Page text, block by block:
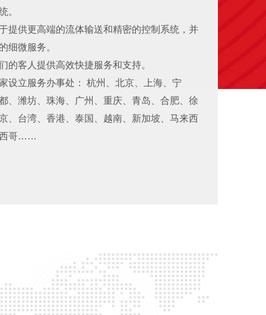
。
提供更高端的流体输送和精密的控制系统，并
细微服务。
的客人提供高效快捷服务和支持。
设立服务办事处： 杭州、北京、上海、宁
、潍坊、珠海、广州、重庆、青岛、合肥、徐
、台湾、香港、泰国、越南、新加坡、马来西
西哥……